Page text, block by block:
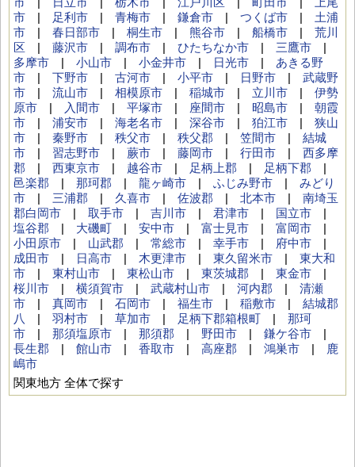
市 | 足利市 | 青梅市 | 鎌倉市 | つくば市 | 土浦
市 | 春日部市 | 桐生市 | 熊谷市 | 船橋市 | 荒川
区 | 藤沢市 | 調布市 | ひたちなか市 | 三鷹市 |
多摩市 | 小山市 | 小金井市 | 日光市 | あきる野
市 | 下野市 | 古河市 | 小平市 | 日野市 | 武蔵野
市 | 流山市 | 相模原市 | 稲城市 | 立川市 | 伊勢
原市 | 入間市 | 平塚市 | 座間市 | 昭島市 | 朝霞
市 | 浦安市 | 海老名市 | 深谷市 | 狛江市 | 狭山
市 | 秦野市 | 秩父市 | 秩父郡 | 笠間市 | 結城
市 | 習志野市 | 蕨市 | 藤岡市 | 行田市 | 西多摩
郡 | 西東京市 | 越谷市 | 足柄上郡 | 足柄下郡 |
邑楽郡 | 那珂郡 | 龍ヶ崎市 | ふじみ野市 | みどり
市 | 三浦郡 | 久喜市 | 佐波郡 | 北本市 | 南埼玉
郡白岡市 | 取手市 | 吉川市 | 君津市 | 国立市 |
塩谷郡 | 大磯町 | 安中市 | 富士見市 | 富岡市 |
小田原市 | 山武郡 | 常総市 | 幸手市 | 府中市 |
成田市 | 日高市 | 木更津市 | 東久留米市 | 東大和
市 | 東村山市 | 東松山市 | 東茨城郡 | 東金市 |
桜川市 | 横須賀市 | 武蔵村山市 | 河内郡 | 清瀬
市 | 真岡市 | 石岡市 | 福生市 | 稲敷市 | 結城郡
八
| 羽村市 | 草加市 | 足柄下郡箱根町 | 那珂
市 | 那須塩原市 | 那須郡 | 野田市 | 鎌ケ谷市 |
長生郡 | 館山市 | 香取市 | 高座郡 | 鴻巣市 |
鹿
嶋市
関東地方 全体で探す